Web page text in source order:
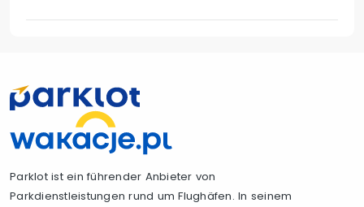
Parklot ist ein führender Anbieter von
Parkdienstleistungen rund um Flughäfen. In seinem